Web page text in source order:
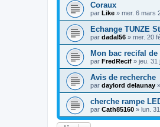
Coraux
par Like » mer. 6 mars
Echange TUNZE
par dadal56 » mer. 20
Mon bac recifal de
par FredRecif » jeu. 31
Avis de recherche
par daylord delaunay
cherche rampe
par Cath85160 » lun.